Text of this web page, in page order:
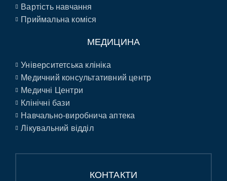
Вартість навчання
Приймальна коміся
МЕДИЦИНА
Університетська клініка
Медичний консультативний центр
Медичні Центри
Клінічні бази
Навчально-виробнича аптека
Лікувальний відділ
КОНТАКТИ